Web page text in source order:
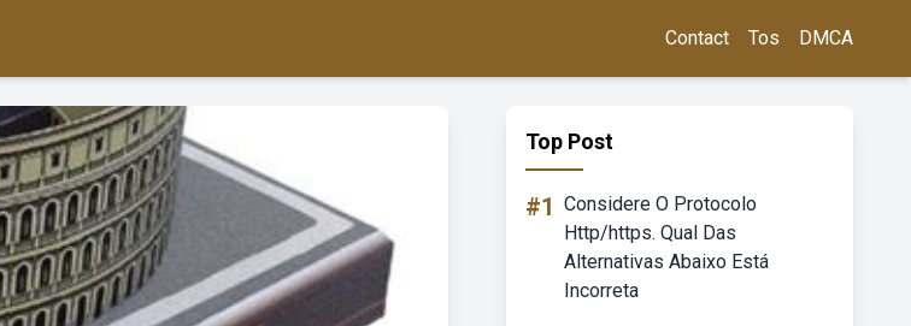
Contact Tos DMCA
Top Post
#1 Considere O Protocolo
Http/https. Qual Das
Alternativas Abaixo Está
Incorreta